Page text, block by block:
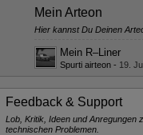
Mein Arteon
Hier kannst Du Deinen
Mein R–Liner
Spurti airteon - 19.
Feedback & Support
Lob, Kritik, Ideen und Anregungen
technischen Problemen.